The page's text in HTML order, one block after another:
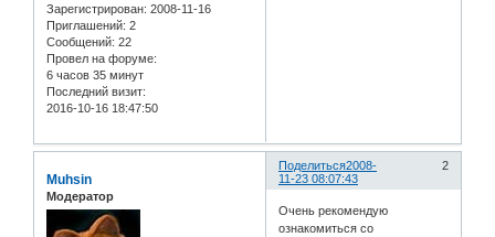
Зарегистрирован: 2008-11-16
Приглашений: 2
Сообщений: 22
Провел на форуме:
6 часов 35 минут
Последний визит:
2016-10-16 18:47:50
Поделиться 2
2008-
11-23 08:07:43
Muhsin
Модератор
Очень рекомендую
ознакомиться со